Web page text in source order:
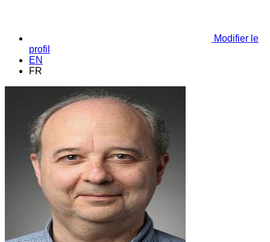
Modifier le
profil
EN
FR